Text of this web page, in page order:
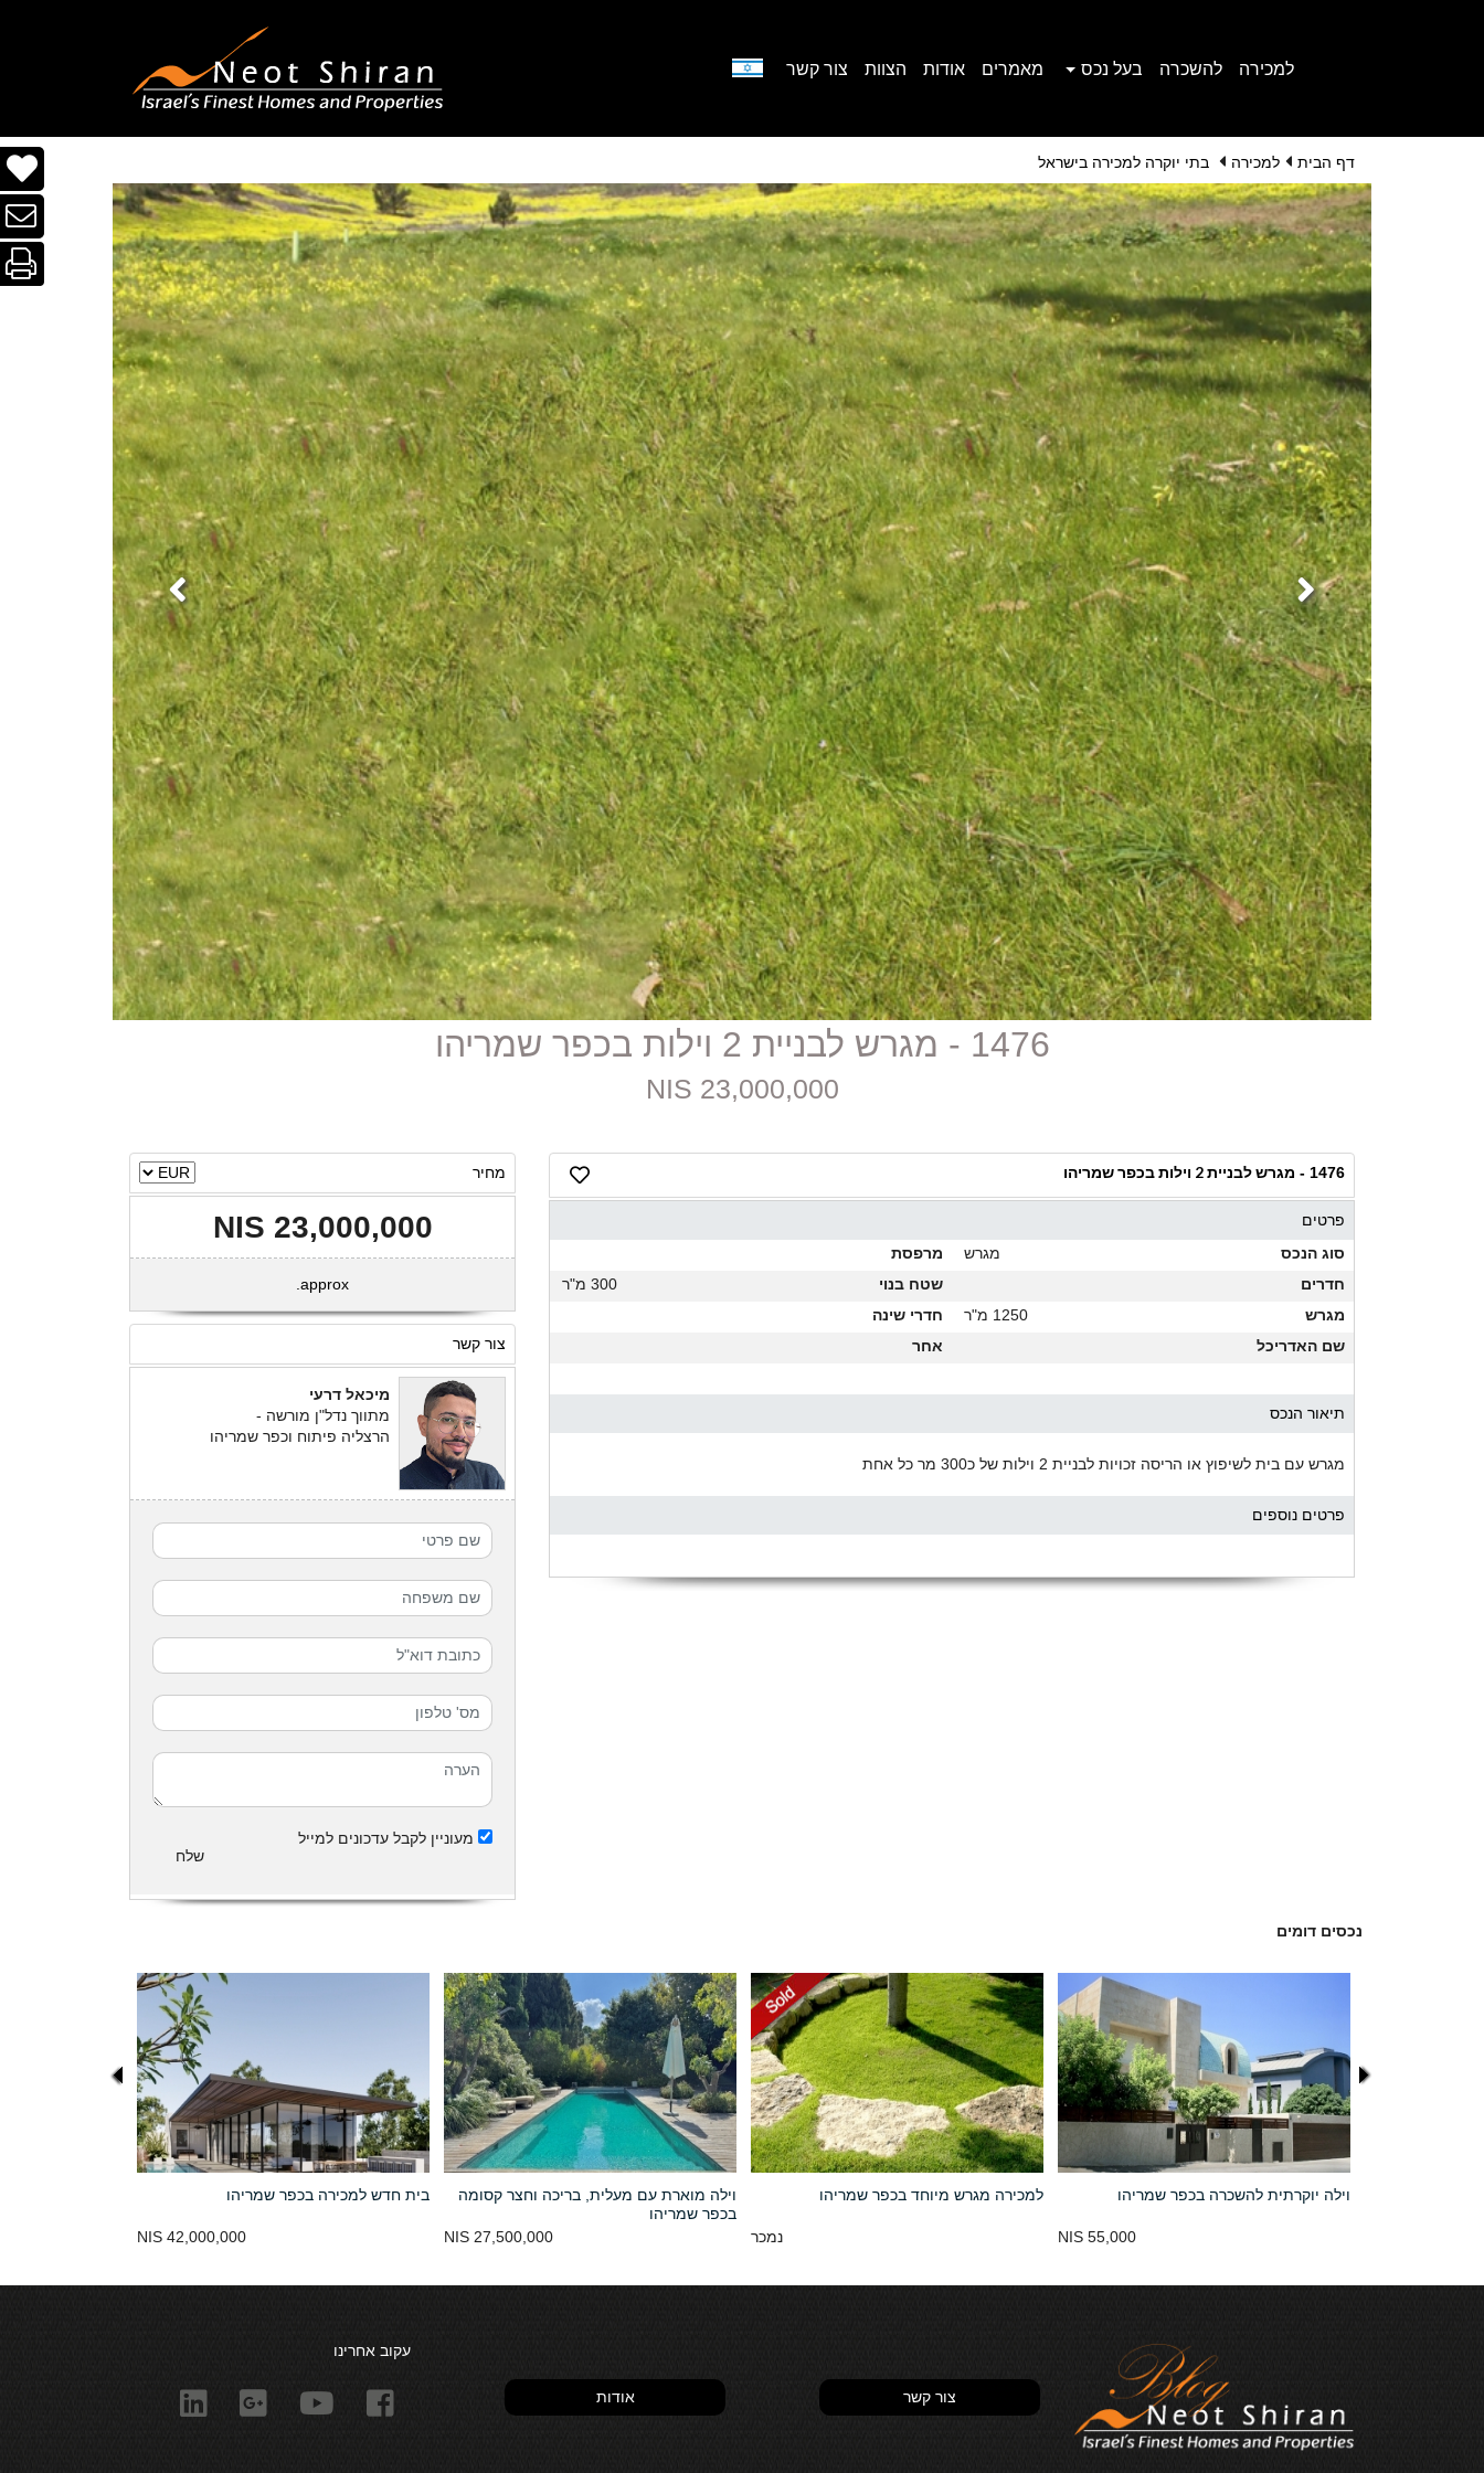
למכירה להשכרה בעל נכס מאמרים אודות הצוות צור קשר
דף הבית למכירה בתי יוקרה למכירה בישראל
1476 - מגרש לבניית 2 וילות בכפר שמריהו
23,000,000 NIS
1476 - מגרש לבניית 2 וילות בכפר שמריהו
פרטים
סוג הנכס
מגרש
מרפסת
חדרים
שטח בנוי
300 מ"ר
מגרש
1250 מ"ר
חדרי שינה
שם האדריכל
אחר
תיאור הנכס
מגרש עם בית לשיפוץ או הריסה זכויות לבניית 2 וילות של כ300 מר כל אחת
פרטים נוספים
מחיר
23,000,000 NIS
approx.
צור קשר
מיכאל דרעי
מתווך נדל"ן מורשה -
הרצליה פיתוח וכפר שמריהו
מעוניין לקבל עדכונים למייל
שלח
נכסים דומים
בית חדש למכירה בכפר שמריהו
42,000,000 NIS
וילה מוארת עם מעלית, בריכה וחצר קסומה
בכפר שמריהו
27,500,000 NIS
למכירה מגרש מיוחד בכפר שמריהו
נמכר
וילה יוקרתית להשכרה בכפר שמריהו
55,000 NIS
צור קשר אודות
עקוב אחרינו